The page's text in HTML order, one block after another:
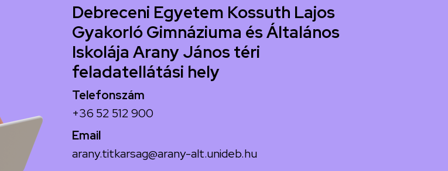
Debreceni Egyetem Kossuth Lajos
Gyakorló Gimnáziuma és Általános
Iskolája Arany János téri
feladatellátási hely
Telefonszám
+36 52 512 900
Email
arany.titkarsag@arany-alt.unideb.hu